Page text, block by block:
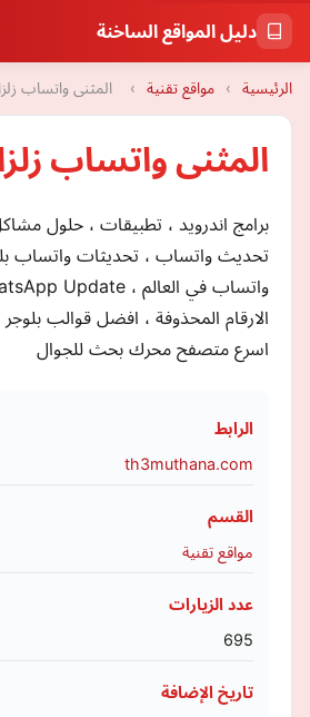
دليل المواقع الساخنة
الرئيسية › مواقع تقنية › المثنى واتساب
المثنى واتساب
برامج اندرويد ، تطبيقات ، حلول
تحديث واتساب ، تحديثات واتساب
الارقام المحذوفة ، افضل قوالب بلوجر
اسرع متصفح محرك بحث للجوال
الرابط
th3muthana.com
القسم
مواقع تقنية
عدد الزيارات
695
تاريخ الإضافة